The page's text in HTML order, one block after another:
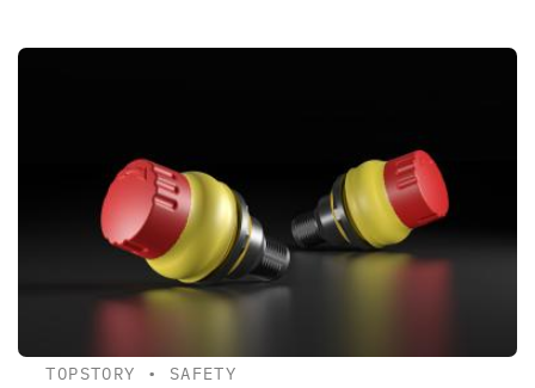
TOPSTORY • SAFETY